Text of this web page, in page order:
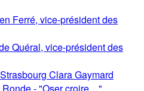
Ferré, vice-président des
Quéral, vice-président des
Clara Gaymard